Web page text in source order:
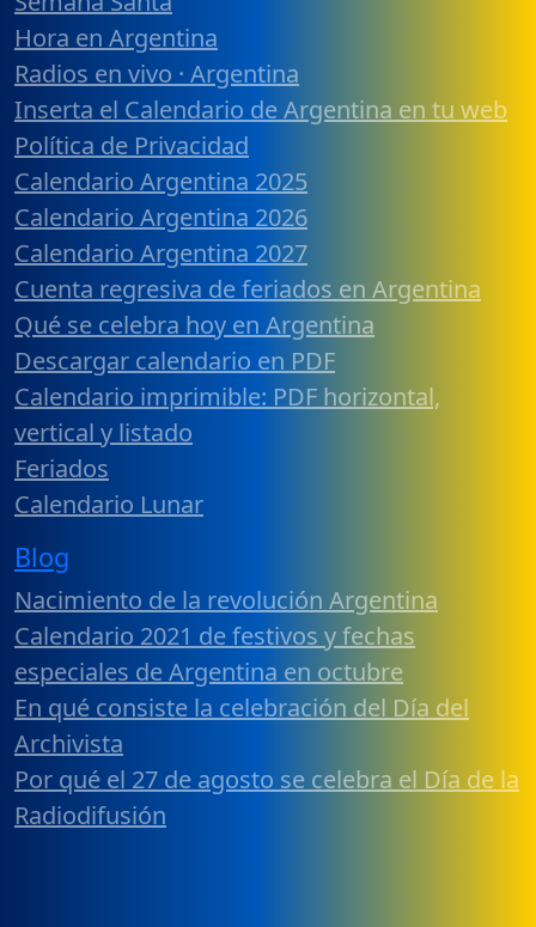
Hora en Argentina
Radios en vivo · Argentina
Inserta el Calendario de Argentina en tu web
Política de Privacidad
Calendario Argentina 2025
Calendario Argentina 2026
Calendario Argentina 2027
Cuenta regresiva de feriados en Argentina
Qué se celebra hoy en Argentina
Descargar calendario en PDF
Calendario imprimible: PDF horizontal,
vertical y listado
Feriados
Calendario Lunar
Blog
Nacimiento de la revolución Argentina
Calendario 2021 de festivos y fechas
especiales de Argentina en octubre
En qué consiste la celebración del Día del
Archivista
Por qué el 27 de agosto se celebra el Día de la
Radiodifusión